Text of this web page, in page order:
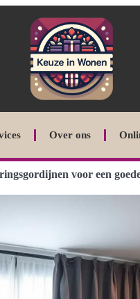
Over ons
voor een